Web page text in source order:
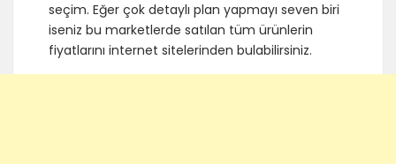
seçim. Eğer çok detaylı plan yapmayı seven biri
iseniz bu marketlerde satılan tüm ürünlerin
fiyatlarını internet sitelerinden bulabilirsiniz.